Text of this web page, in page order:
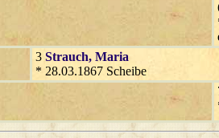
3 Strauch, Maria
* 28.03.1867 Scheibe